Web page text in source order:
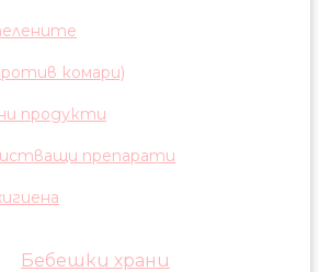
комари)
продукти
препарати
Бебешки храни